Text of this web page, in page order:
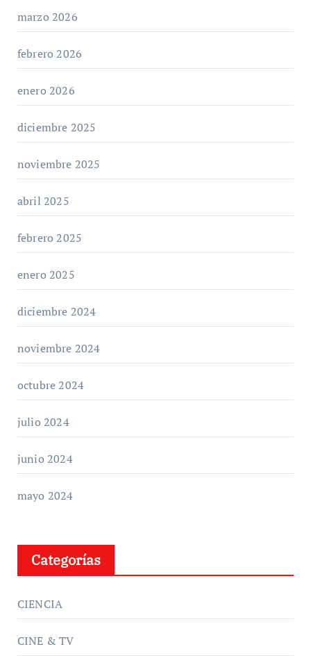
marzo 2026
febrero 2026
enero 2026
diciembre 2025
noviembre 2025
abril 2025
febrero 2025
enero 2025
diciembre 2024
noviembre 2024
octubre 2024
julio 2024
junio 2024
mayo 2024
Categorías
CIENCIA
CINE & TV